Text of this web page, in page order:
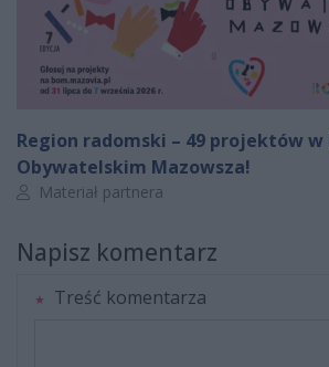
Region radomski – 49 projektów w
Obywatelskim Mazowsza!
Autor artykułu:
Materiał partnera
Napisz komentarz
Treść komentarza